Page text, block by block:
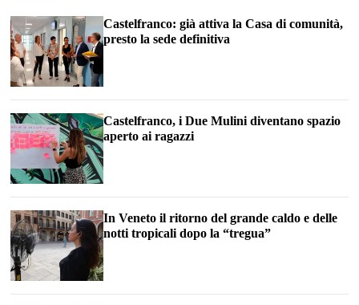
Castelfranco: già attiva la Casa di comunità,
presto la sede definitiva
Castelfranco, i Due Mulini diventano spazio
aperto ai ragazzi
In Veneto il ritorno del grande caldo e delle
notti tropicali dopo la “tregua”